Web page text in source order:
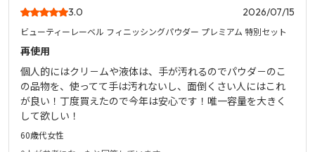
3.0 2026/07/15
ビューティーレーベル フィニッシングパウダー プレミアム 特別セット
再使用
個人的にはクリ－ムや液体は、手が汚れるのでパウダ－のこ
の品物を、使ってて手は汚れないし、面倒くさい人にはこれ
が良い！丁度買えたので今年は安心です！唯一容量を大きく
して欲しい！
60歳代女性